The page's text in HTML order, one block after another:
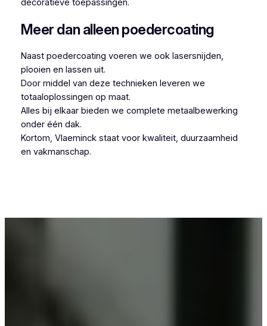
Meer dan alleen poedercoating
Naast poedercoating voeren we ook lasersnijden,
plooien en lassen uit.
Door middel van deze technieken leveren we
totaaloplossingen op maat.
Alles bij elkaar bieden we complete metaalbewerking
onder één dak.
Kortom, Vlaeminck staat voor kwaliteit, duurzaamheid
en vakmanschap.